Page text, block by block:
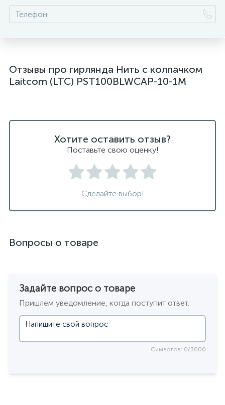
Отзывы про гирлянда Нить с колпачком
Laitcom (LTC) PST100BLWCAP-10-1M
Хотите оставить отзыв?
Поставьте свою оценку!
Сделайте выбор!
Вопросы о товаре
Задайте вопрос о товаре
Пришлем уведомление, когда поступит ответ.
Символов: 0/3000